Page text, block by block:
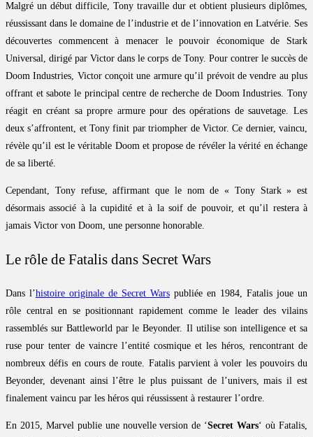
Malgré un début difficile, Tony travaille dur et obtient plusieurs diplômes,
réussissant dans le domaine de l’industrie et de l’innovation en Latvérie. Ses
découvertes commencent à menacer le pouvoir économique de Stark
Universal, dirigé par Victor dans le corps de Tony. Pour contrer le succès de
Doom Industries, Victor conçoit une armure qu’il prévoit de vendre au plus
offrant et sabote le principal centre de recherche de Doom Industries. Tony
réagit en créant sa propre armure pour des opérations de sauvetage. Les
deux s’affrontent, et Tony finit par triompher de Victor. Ce dernier, vaincu,
révèle qu’il est le véritable Doom et propose de révéler la vérité en échange
de sa liberté.
Cependant, Tony refuse, affirmant que le nom de « Tony Stark » est
désormais associé à la cupidité et à la soif de pouvoir, et qu’il restera à
jamais Victor von Doom, une personne honorable.
Le rôle de Fatalis dans Secret Wars
Dans l’histoire originale de Secret Wars publiée en 1984, Fatalis joue un
rôle central en se positionnant rapidement comme le leader des vilains
rassemblés sur Battleworld par le Beyonder. Il utilise son intelligence et sa
ruse pour tenter de vaincre l’entité cosmique et les héros, rencontrant de
nombreux défis en cours de route. Fatalis parvient à voler les pouvoirs du
Beyonder, devenant ainsi l’être le plus puissant de l’univers, mais il est
finalement vaincu par les héros qui réussissent à restaurer l’ordre.
En 2015, Marvel publie une nouvelle version de ‘Secret Wars‘ où Fatalis,